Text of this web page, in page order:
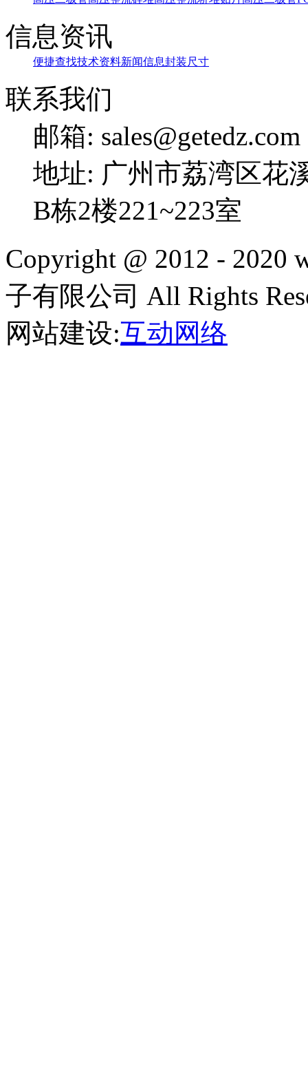
信息资讯
便捷查找技术资料新闻信息封装尺寸
联系我们
邮箱: sales@getedz.com
地址: 广州市荔湾区花
B栋2楼221~223室
Copyright @ 2012 - 2020
子有限公司 All Rights
网站建设:互动网络